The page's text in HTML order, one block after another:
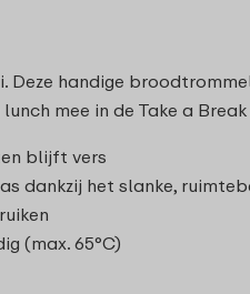
Deze handige
mee in de Take a
blijft vers
dankzij het slanke,
(max. 65°C)